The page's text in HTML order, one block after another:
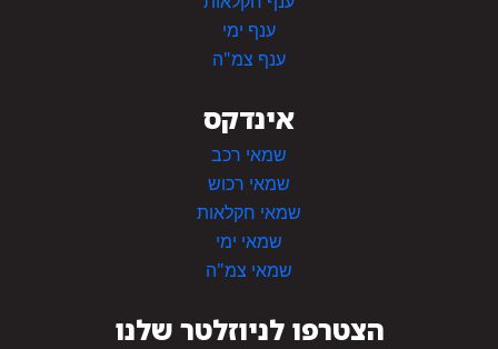
ענף ימי
ענף צמ"ה
אינדקס
שמאי רכב
שמאי רכוש
שמאי חקלאות
שמאי ימי
שמאי צמ"ה
הצטרפו לניוזלטר שלנו